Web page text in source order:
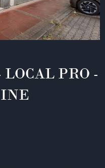
PRO -